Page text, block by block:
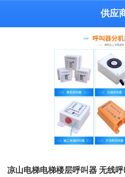
供应
凉山电梯电梯楼层呼叫器 无线